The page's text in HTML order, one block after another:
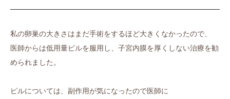
私の卵巣の大きさはまだ手術をするほど大きくなかったので、
医師からは低用量ピルを服用し、子宮内膜を厚くしない治療を勧
められました。
ピルについては、副作用が気になったので医師に